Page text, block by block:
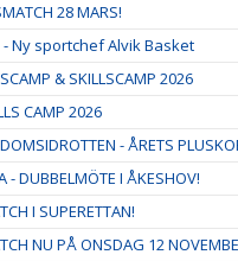
28 MARS!
Ny sportchef Alvik Basket
& SKILLSCAMP 2026
CAMP 2026
- ÅRETS
- DUBBELMÖTE I ÅKESHOV!
I SUPERETTAN!
NU PÅ ONSDAG 12